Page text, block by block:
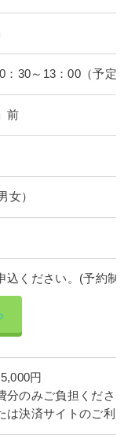
：30～13：00（予定
前
女）
ください。(予約制)
円
分のみご負担くださ
は決済サイトのご利